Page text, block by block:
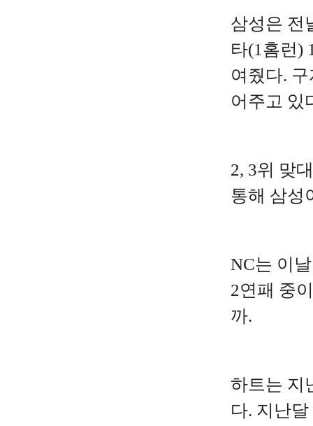
삼성은 전
타(1홈런)
여줬다.
어주고 있
2, 3위 맞
통해 삼성
NC는 이
2연패 중
까.
하트는 지
다. 지난